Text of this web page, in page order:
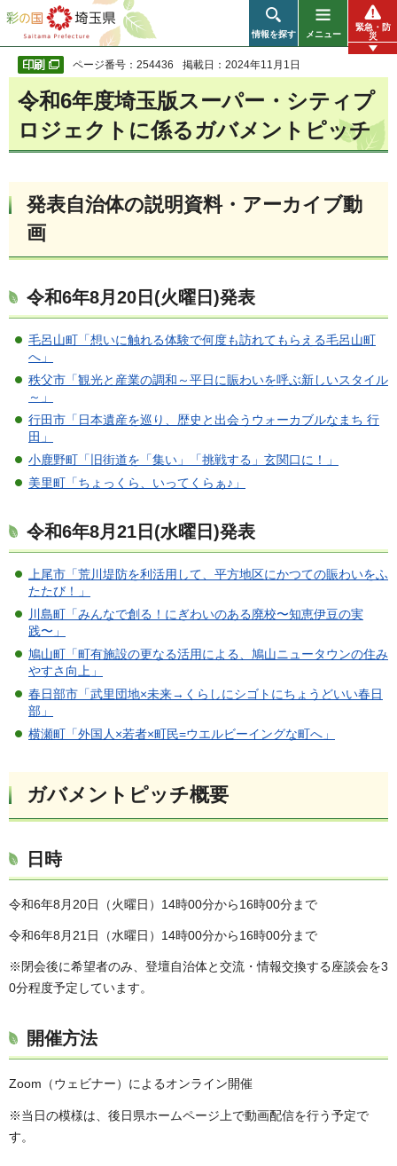
彩の国 埼玉県
情報を探す メニュー
緊急・防
災
ページ番号：254436 掲載日：2024年11月1日
令和6年度埼玉版スーパー・シティプ
ロジェクトに係るガバメントピッチ
発表自治体の説明資料・アーカイブ動
画
令和6年8月20日(火曜日)発表
毛呂山町「想いに触れる体験で何度も訪れてもらえる毛呂山町
へ」
秩父市「観光と産業の調和～平日に賑わいを呼ぶ新しいスタイル
～」
行田市「日本遺産を巡り、歴史と出会うウォーカブルなまち 行
田」
小鹿野町「旧街道を「集い」「挑戦する」玄関口に！」
美里町「ちょっくら、いってくらぁ♪」
令和6年8月21日(水曜日)発表
上尾市「荒川堤防を利活用して、平方地区にかつての賑わいをふ
たたび！」
川島町「みんなで創る！にぎわいのある廃校〜知恵伊豆の実
践〜」
鳩山町「町有施設の更なる活用による、鳩山ニュータウンの住み
やすさ向上」
春日部市「武里団地×未来→くらしにシゴトにちょうどいい春日
部」
横瀬町「外国人×若者×町民=ウエルビーイングな町へ」
ガバメントピッチ概要
日時
令和6年8月20日（火曜日）14時00分から16時00分まで
令和6年8月21日（水曜日）14時00分から16時00分まで
※閉会後に希望者のみ、登壇自治体と交流・情報交換する座談会を3
0分程度予定しています。
開催方法
Zoom（ウェビナー）によるオンライン開催
※当日の模様は、後日県ホームページ上で動画配信を行う予定で
す。